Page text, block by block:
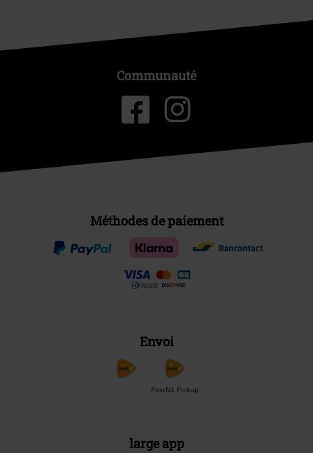
Communauté
Méthodes de paiement
Envoi
PostNL Pickup
large app